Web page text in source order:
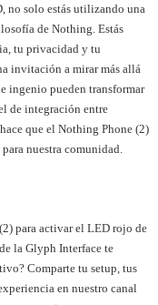
no solo estás utilizando una
de Nothing. Estás
tu privacidad y tu
invitación a mirar más allá
ingenio pueden transformar
de integración entre
que el Nothing Phone (2)
nuestra comunidad.
para activar el LED rojo de
la Glyph Interface te
Comparte tu setup, tus
en nuestro canal